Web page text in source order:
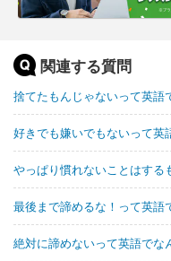
関連する質問
捨てたもんじゃないって英語
好きでも嫌いでもないって英
やっぱり慣れないことはする
最後まで諦めるな！って英語
絶対に諦めないって英語でな